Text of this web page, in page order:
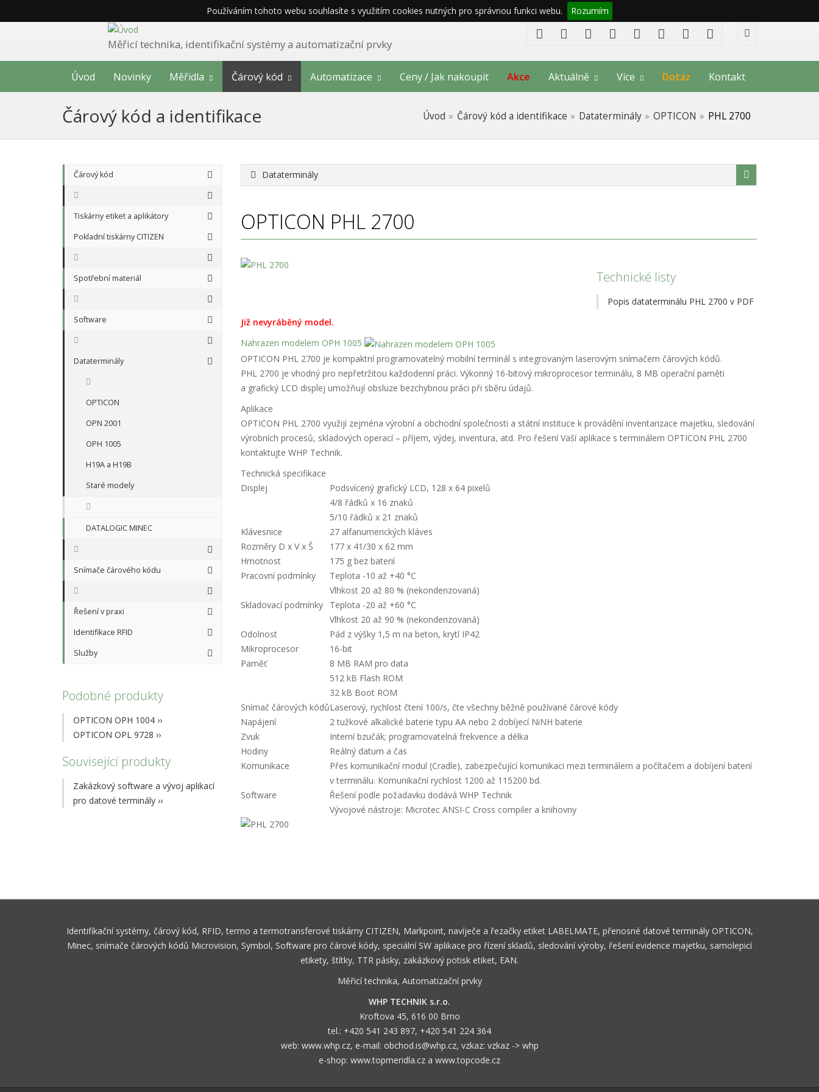
Používáním tohoto webu souhlasíte s využitím cookies nutných pro správnou funkci webu. Rozumím
Měřicí technika, identifikační systémy a automatizační prvky
Úvod Novinky Měřidla Čárový kód Automatizace Ceny / Jak nakoupit Akce Aktuálně Více Dotaz Kontakt
Čárový kód a identifikace Úvod Čárový kód a identifikace Dataterminály OPTICON PHL 2700
Čárový kód
Tiskárny etiket a aplikátory
Pokladní tiskárny CITIZEN
Spotřební materiál
Software
Dataterminály
OPTICON
OPN 2001
OPH 1005
H19A a H19B
Staré modely
DATALOGIC MINEC
Snímače čárového kódu
Řešení v praxi
Identifikace RFID
Služby
Podobné produkty
OPTICON OPH 1004 ››
OPTICON OPL 9728 ››
Související produkty
Zakázkový software a vývoj aplikací
pro datové terminály ››
Dataterminály
OPTICON PHL 2700
Technické listy
Popis dataterminálu PHL 2700 v PDF
Již nevyráběný model.
Nahrazen modelem OPH 1005
OPTICON PHL 2700 je kompaktní programovatelný mobilní terminál s integrovaným laserovým snímačem čárových kódů.
PHL 2700 je vhodný pro nepřetržitou každodenní práci. Výkonný 16-bitový mikroprocesor terminálu, 8 MB operační paměti
a grafický LCD displej umožňují obsluze bezchybnou práci při sběru údajů.
Aplikace
OPTICON PHL 2700 využijí zejména výrobní a obchodní společnosti a státní instituce k provádění inventarizace majetku, sledování
výrobních procesů, skladových operací – příjem, výdej, inventura, atd. Pro řešení Vaší aplikace s terminálem OPTICON PHL 2700
kontaktujte WHP Technik.
Technická specifikace
Displej
Podsvícený grafický LCD, 128 x 64 pixelů
4/8 řádků x 16 znaků
5/10 řádků x 21 znaků
Klávesnice
27 alfanumerických kláves
Rozměry D x V x Š
177 x 41/30 x 62 mm
Hmotnost
175 g bez baterií
Pracovní podmínky
Teplota -10 až +40 °C
Vlhkost 20 až 80 % (nekondenzovaná)
Skladovací podmínky
Teplota -20 až +60 °C
Vlhkost 20 až 90 % (nekondenzovaná)
Odolnost
Pád z výšky 1,5 m na beton, krytí IP42
Mikroprocesor
16-bit
Paměť
8 MB RAM pro data
512 kB Flash ROM
32 kB Boot ROM
Snímač čárových kódůLaserový, rychlost čtení 100/s, čte všechny běžně používané čárové kódy
Napájení
2 tužkové alkalické baterie typu AA nebo 2 dobíjecí NiNH baterie
Zvuk
Interní bzučák; programovatelná frekvence a délka
Hodiny
Reálný datum a čas
Komunikace
Přes komunikační modul (Cradle), zabezpečující komunikaci mezi terminálem a počítačem a dobíjení baterií
v terminálu. Komunikační rychlost 1200 až 115200 bd.
Software
Řešení podle požadavku dodává WHP Technik
Vývojové nástroje: Microtec ANSI-C Cross compiler a knihovny
Identifikační systémy, čárový kód, RFID, termo a termotransferové tiskárny CITIZEN, Markpoint, navíječe a řezačky etiket LABELMATE, přenosné datové terminály OPTICON,
Minec, snímače čárových kódů Microvision, Symbol, Software pro čárové kódy, speciální SW aplikace pro řízení skladů, sledování výroby, řešení evidence majetku, samolepicí
etikety, štítky, TTR pásky, zakázkový potisk etiket, EAN.
Měřicí technika, Automatizační prvky
WHP TECHNIK s.r.o.
Kroftova 45, 616 00 Brno
tel.: +420 541 243 897, +420 541 224 364
web: www.whp.cz, e-mail: obchod.is@whp.cz, vzkaz: vzkaz -> whp
e-shop: www.topmeridla.cz a www.topcode.cz